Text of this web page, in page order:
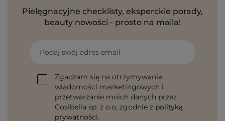
Pielęgnacyjne checklisty, eksperckie porady,
beauty nowości - prosto na maila!
Podaj swój adres email
Zgadzam się na otrzymywanie
wiadomości marketingowych i
przetwarzanie moich danych przez
Cosibella sp. z o.o, zgodnie z polityką
prywatności.